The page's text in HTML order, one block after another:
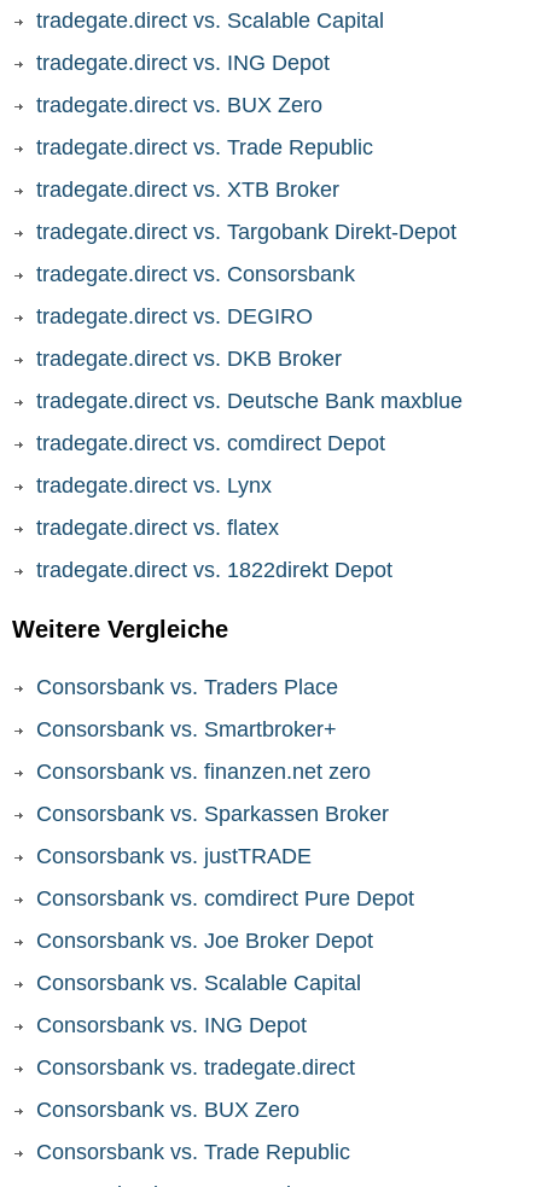
tradegate.direct vs. Scalable Capital
tradegate.direct vs. ING Depot
tradegate.direct vs. BUX Zero
tradegate.direct vs. Trade Republic
tradegate.direct vs. XTB Broker
tradegate.direct vs. Targobank Direkt-Depot
tradegate.direct vs. Consorsbank
tradegate.direct vs. DEGIRO
tradegate.direct vs. DKB Broker
tradegate.direct vs. Deutsche Bank maxblue
tradegate.direct vs. comdirect Depot
tradegate.direct vs. Lynx
tradegate.direct vs. flatex
tradegate.direct vs. 1822direkt Depot
Weitere Vergleiche
Consorsbank vs. Traders Place
Consorsbank vs. Smartbroker+
Consorsbank vs. finanzen.net zero
Consorsbank vs. Sparkassen Broker
Consorsbank vs. justTRADE
Consorsbank vs. comdirect Pure Depot
Consorsbank vs. Joe Broker Depot
Consorsbank vs. Scalable Capital
Consorsbank vs. ING Depot
Consorsbank vs. tradegate.direct
Consorsbank vs. BUX Zero
Consorsbank vs. Trade Republic